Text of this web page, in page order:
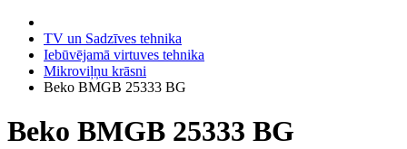
TV un Sadzīves tehnika
Iebūvējamā virtuves tehnika
Mikroviļņu krāsni
Beko BMGB 25333 BG
Beko BMGB 25333 BG